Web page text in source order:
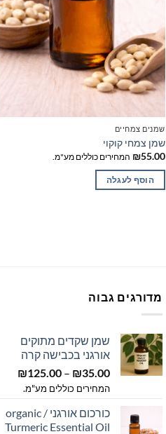
שמנים צמחיים
שמן צמחי קוקוי
₪55.00 המחירים כוללים מע"מ.
הוסף לעגלה
מדורגים גבוה
שמן שקדים מתוקים
אורגני בכבישה קרה
₪35.00
–
₪125.00
עד
המחירים כוללים מע"מ.
כורכום אורגני / organic
Turmeric Essential Oil